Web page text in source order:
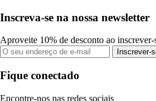
Inscreva-se na nossa newsletter
Aproveite 10% de desconto ao inscrever-
Inscrever-
Fique conectado
Encontre-nos nas redes sociais